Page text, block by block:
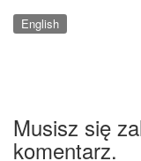
English
Musisz się
komentarz.